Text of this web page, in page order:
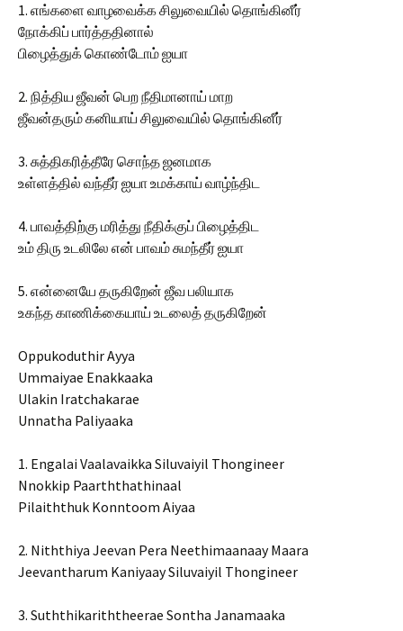
1. எங்களை வாழவைக்க சிலுவையில் தொங்கினீர்
நோக்கிப் பார்த்ததினால்
பிழைத்துக் கொண்டோம் ஐயா
2. நித்திய ஜீவன் பெற நீதிமானாய் மாற
ஜீவன்தரும் கனியாய் சிலுவையில் தொங்கினீர்
3. சுத்திகரித்தீரே சொந்த ஜனமாக
உள்ளத்தில் வந்தீர் ஐயா உமக்காய் வாழ்ந்திட
4. பாவத்திற்கு மரித்து நீதிக்குப் பிழைத்திட
உம் திரு உடலிலே என் பாவம் சுமந்தீர் ஐயா
5. என்னையே தருகிறேன் ஜீவ பலியாக
உகந்த காணிக்கையாய் உடலைத் தருகிறேன்
Oppukoduthir Ayya
Ummaiyae Enakkaaka
Ulakin Iratchakarae
Unnatha Paliyaaka
1. Engalai Vaalavaikka Siluvaiyil Thongineer
Nnokkip Paarththathinaal
Pilaiththuk Konntoom Aiyaa
2. Niththiya Jeevan Pera Neethimaanaay Maara
Jeevantharum Kaniyaay Siluvaiyil Thongineer
3. Suththikariththeerae Sontha Janamaaka